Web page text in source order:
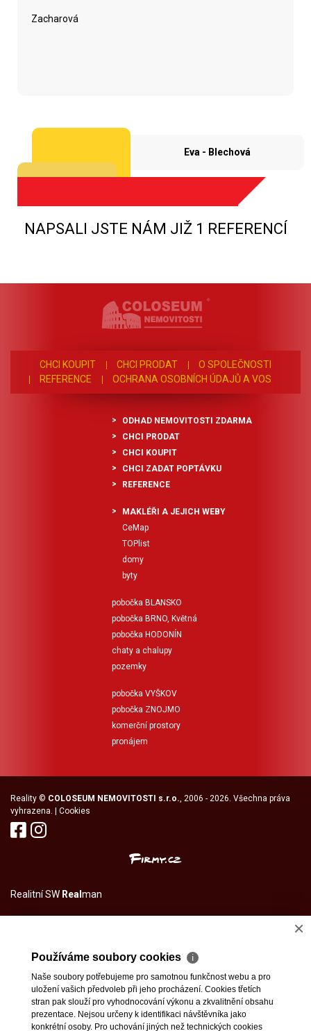
Zacharová
Eva - Blechová
NAPSALI JSTE NÁM JIŽ 1 REFERENCÍ
CHCI KOUPIT CHCI PRODAT
O SPOLEČNOSTI
REFERENCE
OCHRANA OSOBNÍCH ÚDAJŮ A VOS
ODHAD NEMOVITOSTI ZDARMA
CHCI PRODAT
CHCI KOUPIT
CHCI ZADAT POPTÁVKU
REFERENCE
MAKLÉŘI A JEJICH WEBY
CeMap
TOPlist
domy
byty
pobočka BLANSKO
pobočka BRNO, Květná
pobočka HODONÍN
chaty a chalupy
pozemky
pobočka VYŠKOV
pobočka ZNOJMO
komerční prostory
pronájem
Reality © COLOSEUM NEMOVITOSTI s.r.o., 2006 - 2026. Všechna práva
vyhrazena. | Cookies
Realitní SW Real man
×
Používáme soubory cookies ℹ
Naše soubory potřebujeme pro samotnou funkčnost webu a pro
uložení vašich předvoleb při jeho procházení. Cookies třetích
stran pak slouží pro vyhodnocování výkonu a zkvalitnění obsahu
prezentace. Nejsou určeny k identifikaci návštěvníka jako
konkrétní osoby. Pro uchování jiných než technických cookies